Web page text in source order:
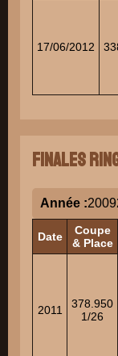
17/06/2012
Finales
Année :2009
Date
Coupe
& Place
2011
378.950
1/26